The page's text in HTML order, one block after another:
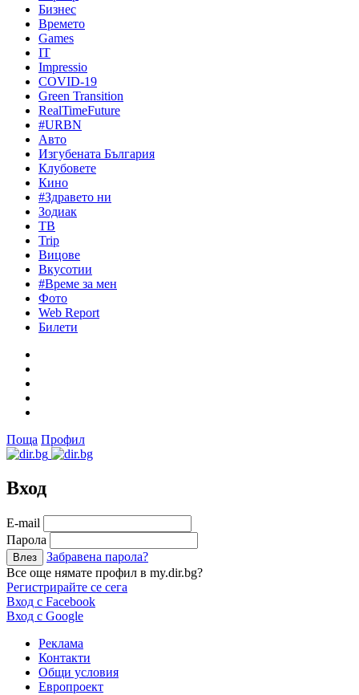
Бизнес
Времето
Games
IT
Impressio
COVID-19
Green Transition
RealTimeFuture
#URBN
Авто
Изгубената България
Клубовете
Кино
#Здравето ни
Зодиак
ТВ
Trip
Вицове
Вкусотии
#Време за мен
Фото
Web Report
Билети
Поща Профил
Вход
Е-mail
Парола
Забравена парола?
Все още нямате профил в my.dir.bg?
Регистрирайте се сега
Вход с Facebook
Вход с Google
Реклама
Контакти
Общи условия
Европроект